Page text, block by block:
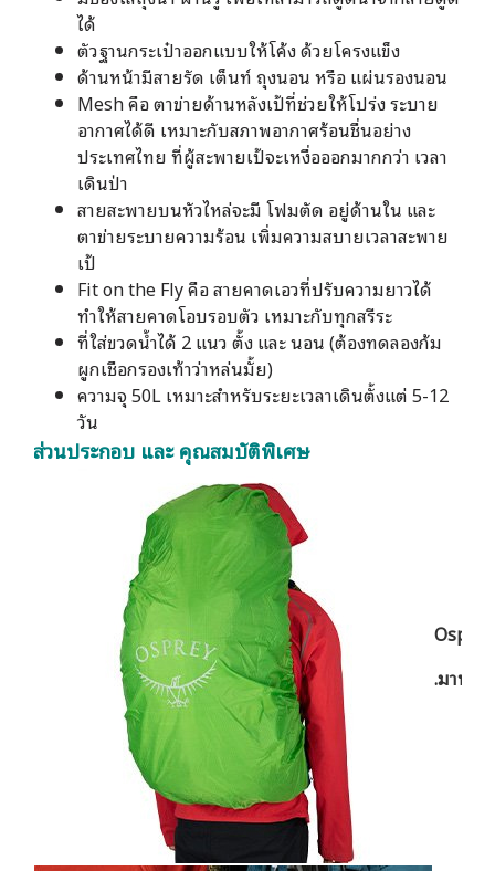
ได้
ตัวฐานกระเป๋าออกแบบให้โค้ง ด้วยโครงแข็ง
ด้านหน้ามีสายรัด เต็นท์ ถุงนอน หรือ แผ่นรองนอน
Mesh คือ ตาข่ายด้านหลังเป้ที่ช่วยให้โปร่ง ระบาย
อากาศได้ดี เหมาะกับสภาพอากาศร้อนชื่นอย่าง
ประเทศไทย ที่ผู้สะพายเป้จะเหงื่อออกมากกว่า เวลา
เดินป่า
สายสะพายบนหัวไหล่จะมี โฟมตัด อยู่ด้านใน และ
ตาข่ายระบายความร้อน เพิ่มความสบายเวลาสะพาย
เป้
Fit on the Fly คือ สายคาดเอวที่ปรับความยาวได้
ทำให้สายคาดโอบรอบตัว เหมาะกับทุกสรีระ
ที่ใส่ขวดน้ำได้ 2 แนว ตั้ง และ นอน (ต้องทดลองก้ม
ผูกเชือกรองเท้าว่าหล่นมั้ย)
ความจุ 50L เหมาะสำหรับระยะเวลาเดินตั้งแต่ 5-12
วัน
ส่วนประกอบ และ คุณสมบัติพิเศษ
.มาพร้